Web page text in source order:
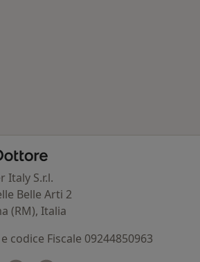
Italy S.r.l.
Belle Arti 2
(RM), Italia
codice Fiscale 09244850963